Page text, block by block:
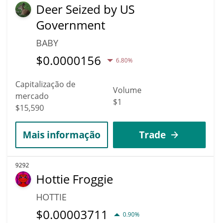
Deer Seized by US
Government
BABY
$0.0000156 6.80%
Capitalização de
mercado
$15,590
Volume
$1
Mais informação Trade
9292
Hottie Froggie
HOTTIE
$0.00003711 0.90%